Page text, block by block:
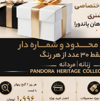
به تعداد 6 عدد